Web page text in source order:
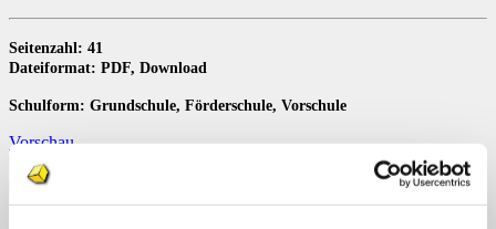
Seitenzahl: 41
Dateiformat: PDF, Download
Schulform: Grundschule, Förderschule, Vorschule
Vorschau
Kindgerechte
Zeichnungen
zum
In den Warenkorb
Artikelnummer:LKD1784 Kategorien:Anfangsunterricht,Deutsch,